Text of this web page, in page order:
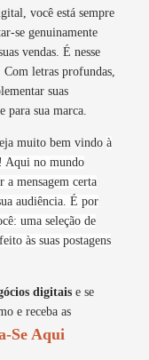
você está sempre
se genuinamente
vendas. É nesse
letras profundas,
suas
para sua marca.
muito bem vindo à
Aqui no mundo
a mensagem certa
audiência. É por
uma seleção de
às suas postagens
digitais e se
e receba as
Se Aqui